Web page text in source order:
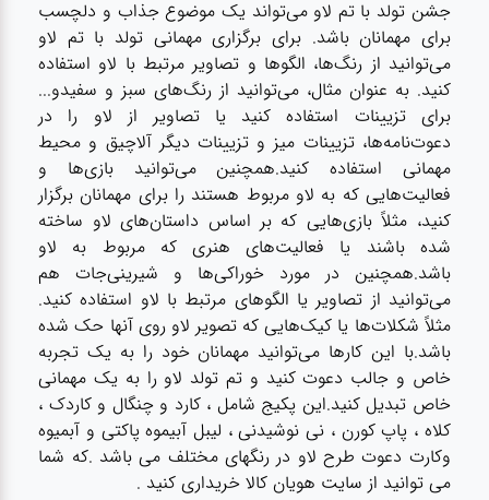
کلمن،فلاسک،قمقمه
بانکه،پاسماوری،جا
ادویه
کتری قوری
سطل
زباله،سرویس
بهداشتی،حمام
عطر،خوشبو کننده
جشن تولد با تم لاو می‌تواند یک موضوع جذاب و دلچسب
برای مهمانان باشد. برای برگزاری مهمانی تولد با تم لاو
می‌توانید از رنگ‌ها، الگوها و تصاویر مرتبط با لاو استفاده
کنید. به عنوان مثال، می‌توانید از رنگ‌های سبز و سفیدو...
برای تزیینات استفاده کنید یا تصاویر از لاو را در
دعوت‌نامه‌ها، تزیینات میز و تزیینات دیگر آلاچیق و محیط
مهمانی استفاده کنید.همچنین می‌توانید بازی‌ها و
فعالیت‌هایی که به لاو مربوط هستند را برای مهمانان برگزار
کنید، مثلاً بازی‌هایی که بر اساس داستان‌های لاو ساخته
شده باشند یا فعالیت‌های هنری که مربوط به لاو
باشد.همچنین در مورد خوراکی‌ها و شیرینی‌جات هم
می‌توانید از تصاویر یا الگوهای مرتبط با لاو استفاده کنید.
مثلاً شکلات‌ها یا کیک‌هایی که تصویر لاو روی آنها حک شده
باشد.با این کارها می‌توانید مهمانان خود را به یک تجربه
خاص و جالب دعوت کنید و تم تولد لاو را به یک مهمانی
خاص تبدیل کنید.این پکیج شامل ، کارد و چنگال و کاردک ،
کلاه ، پاپ کورن ، نی نوشیدنی ، لیبل آبیموه پاکتی و آبمیوه
وکارت دعوت طرح لاو در رنگهای مختلف می باشد .که شما
می توانید از سایت هویان کالا خریداری کنید .